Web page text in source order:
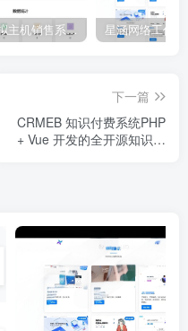
思博虚拟主机销售系统2.6.1[正式下线]-请使用思博业务系统免费授权
下一篇
CRMEB 知识付费系统PHP
+ Vue 开发的全开源知识付